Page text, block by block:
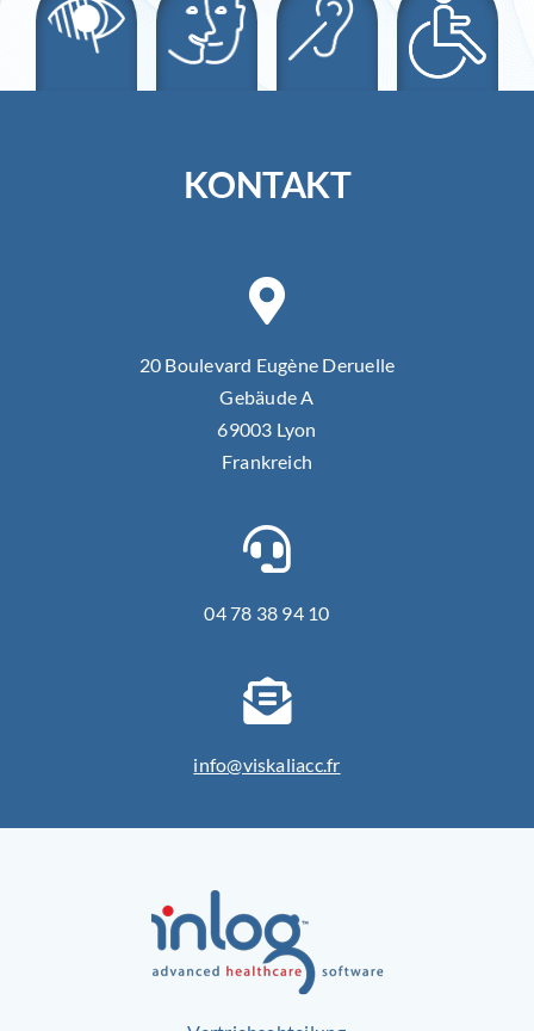
KONTAKT
20 Boulevard Eugène Deruelle
Gebäude A
69003 Lyon
Frankreich
04 78 38 94 10
info@viskaliacc.fr